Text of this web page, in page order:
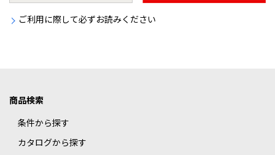
ご利用に際して必ずお読みください
商品検索
条件から探す
カタログから探す